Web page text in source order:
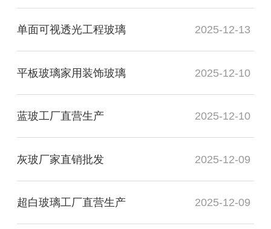
单面可视透光工程玻璃 2025-12-13
平板玻璃家用装饰玻璃 2025-12-10
蓝玻工厂直营生产 2025-12-10
灰玻厂家直销批发 2025-12-09
超白玻璃工厂直营生产 2025-12-09